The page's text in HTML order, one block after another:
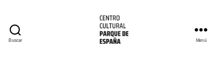
Buscar Menú